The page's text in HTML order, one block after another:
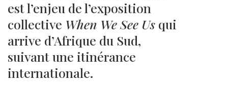
est l’enjeu de l’exposition
collective When We See Us qui
arrive d’Afrique du Sud,
suivant une itinérance
internationale.